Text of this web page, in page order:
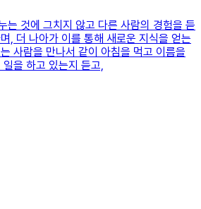
는 것에 그치지 않고 다른 사람의 경험을 듣
, 더 나아가 이를 통해 새로운 지식을 얻는
사람을 만나서 같이 아침을 먹고 이름을
을 하고 있는지 듣고,